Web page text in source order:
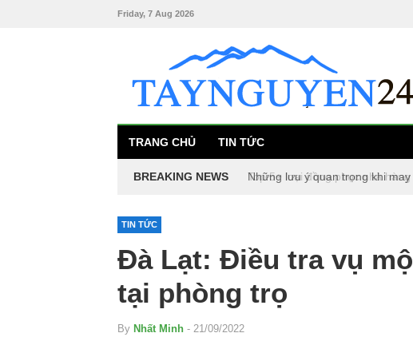
Friday, 7 Aug 2026
TRANG CHỦ TIN TỨC
BREAKING NEWS Những lưu ý quan trọng khi
Top 5+ loại đồng phục nhà
TIN TỨC
Đà Lạt: Điều tra vụ
tại phòng trọ
By Nhất Minh - 21/09/2022